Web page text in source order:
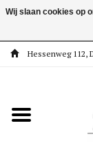
Hessenweg 112,
Kleding
Wij slaan cookies op